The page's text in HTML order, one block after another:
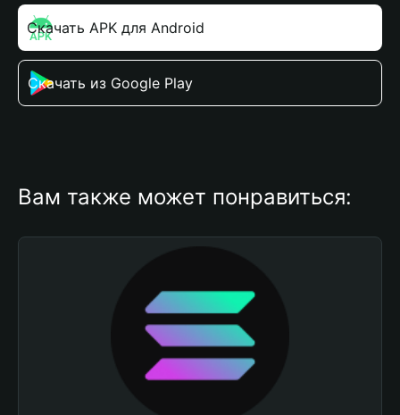
Скачать APK для Android
Скачать из Google Play
Вам также может понравиться: